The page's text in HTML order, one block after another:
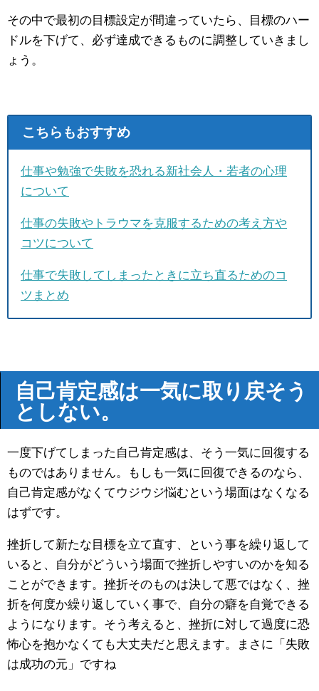
その中で最初の目標設定が間違っていたら、目標のハー
ドルを下げて、必ず達成できるものに調整していきまし
ょう。
こちらもおすすめ
仕事や勉強で失敗を恐れる新社会人・若者の心理
について
仕事の失敗やトラウマを克服するための考え方や
コツについて
仕事で失敗してしまったときに立ち直るためのコ
ツまとめ
自己肯定感は一気に取り戻そう
としない。
一度下げてしまった自己肯定感は、そう一気に回復する
ものではありません。もしも一気に回復できるのなら、
自己肯定感がなくてウジウジ悩むという場面はなくなる
はずです。
挫折して新たな目標を立て直す、という事を繰り返して
いると、自分がどういう場面で挫折しやすいのかを知る
ことができます。挫折そのものは決して悪ではなく、挫
折を何度か繰り返していく事で、自分の癖を自覚できる
ようになります。そう考えると、挫折に対して過度に恐
怖心を抱かなくても大丈夫だと思えます。まさに「失敗
は成功の元」ですね